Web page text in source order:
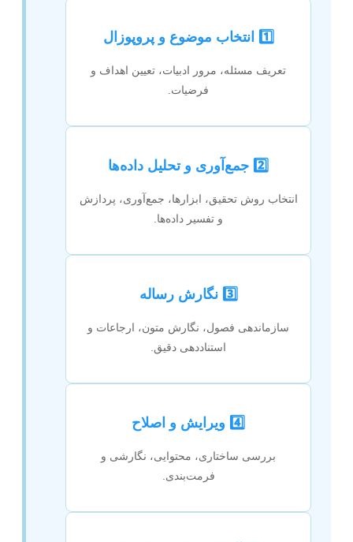
1️⃣ انتخاب موضوع و پروپوزال
تعریف مسئله، مرور ادبیات، تعیین اهداف و
فرضیات.
2️⃣ جمع‌آوری و تحلیل داده‌ها
انتخاب روش تحقیق، ابزارها، جمع‌آوری، پردازش
و تفسیر داده‌ها.
3️⃣ نگارش رساله
سازماندهی فصول، نگارش متون، ارجاعات و
استناددهی دقیق.
4️⃣ ویرایش و اصلاح
بررسی ساختاری، محتوایی، نگارشی و
فرمت‌بندی.